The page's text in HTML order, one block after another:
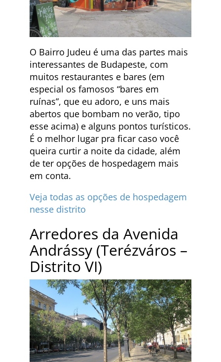
O Bairro Judeu é uma das partes mais
interessantes de Budapeste, com
muitos restaurantes e bares (em
especial os famosos “bares em
ruínas”, que eu adoro, e uns mais
abertos que bombam no verão, tipo
esse acima) e alguns pontos turísticos.
É o melhor lugar pra ficar caso você
queira curtir a noite da cidade, além
de ter opções de hospedagem mais
em conta.
Veja todas as opções de hospedagem
nesse distrito
Arredores da Avenida
Andrássy (Terézváros –
Distrito VI)